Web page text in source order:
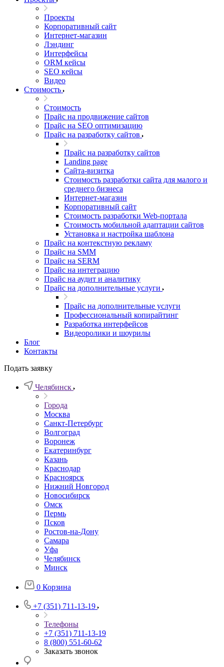
Проекты
Корпоративный сайт
Интернет-магазин
Лэндинг
Интерфейсы
ORM кейсы
SEO кейсы
Видео
Стоимость
Стоимость
Прайс на продвижение сайтов
Прайс на SEO оптимизацию
Прайс на разработку сайтов
Прайс на разработку сайтов
Landing page
Cайта-визитка
Стоимость разработки сайта для малого и
среднего бизнеса
Интернет-магазин
Корпоративный сайт
Стоимость разработки Web-портала
Стоимость мобильной адаптации сайтов
Установка и настройка шаблона
Прайс на контекстную рекламу
Прайс на SMM
Прайс на SERM
Прайс на интеграцию
Прайс на аудит и аналитику
Прайс на дополнительные услуги
Прайс на дополнительные услуги
Профессиональный копирайтинг
Разработка интерфейсов
Видеоролики и шоурилы
Блог
Контакты
Подать заявку
Челябинск
Города
Москва
Санкт-Петербург
Волгоград
Воронеж
Екатеринбург
Казань
Краснодар
Красноярск
Нижний Новгород
Новосибирск
Омск
Пермь
Псков
Ростов-на-Дону
Самара
Уфа
Челябинск
Минск
0 Корзина
+7 (351) 711-13-19
Телефоны
+7 (351) 711-13-19
8 (800) 551-60-62
Заказать звонок